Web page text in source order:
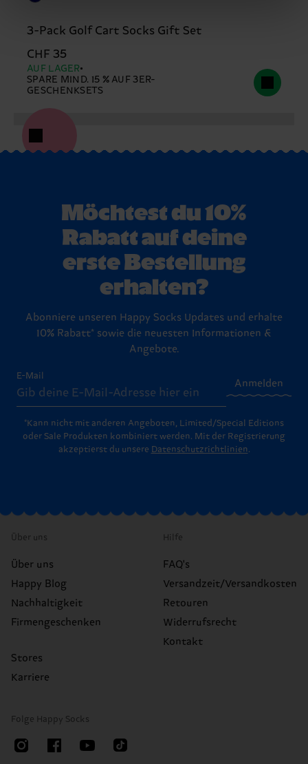
3-Pack Golf Cart Socks Gift Set
CHF 35
AUF LAGER
SPARE MIND. 15 % AUF 3ER-
GESCHENKSETS
Möchtest du 10%
Rabatt auf deine
erste Bestellung
erhalten?
Abonniere unseren Happy Socks Updates und erhalte
10% Rabatt* sowie die neuesten Informationen &
Angebote.
E-Mail
Anmelden
*Kann nicht mit anderen Angeboten, Limited/Special Editions
oder Sale Produkten kombiniert werden. Mit der Registrierung
akzeptierst du unsere Datenschutzrichtlinien.
Über uns
Über uns
Happy Blog
Nachhaltigkeit
Firmengeschenken
Stores
Karriere
Hilfe
FAQ's
Versandzeit/Versandkosten
Retouren
Widerrufsrecht
Kontakt
Folge Happy Socks